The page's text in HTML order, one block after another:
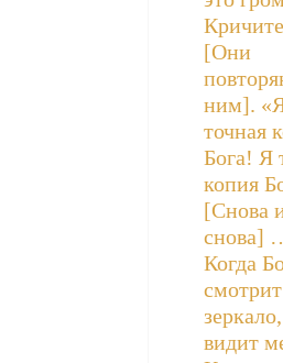
[Они
ним].
точная
Бога! Я
копия
[Снова
снова]
Когда
видит